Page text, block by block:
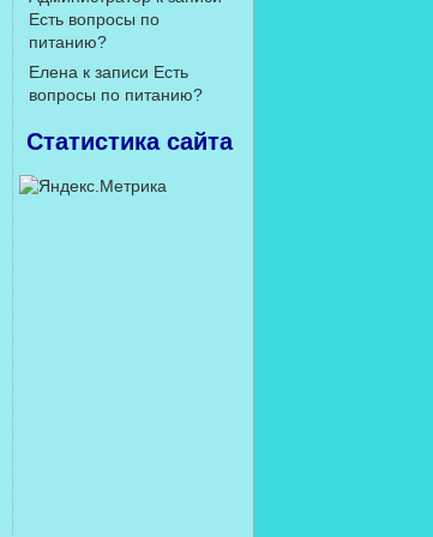
Есть вопросы по
питанию?
Елена к записи Есть
вопросы по питанию?
Статистика сайта